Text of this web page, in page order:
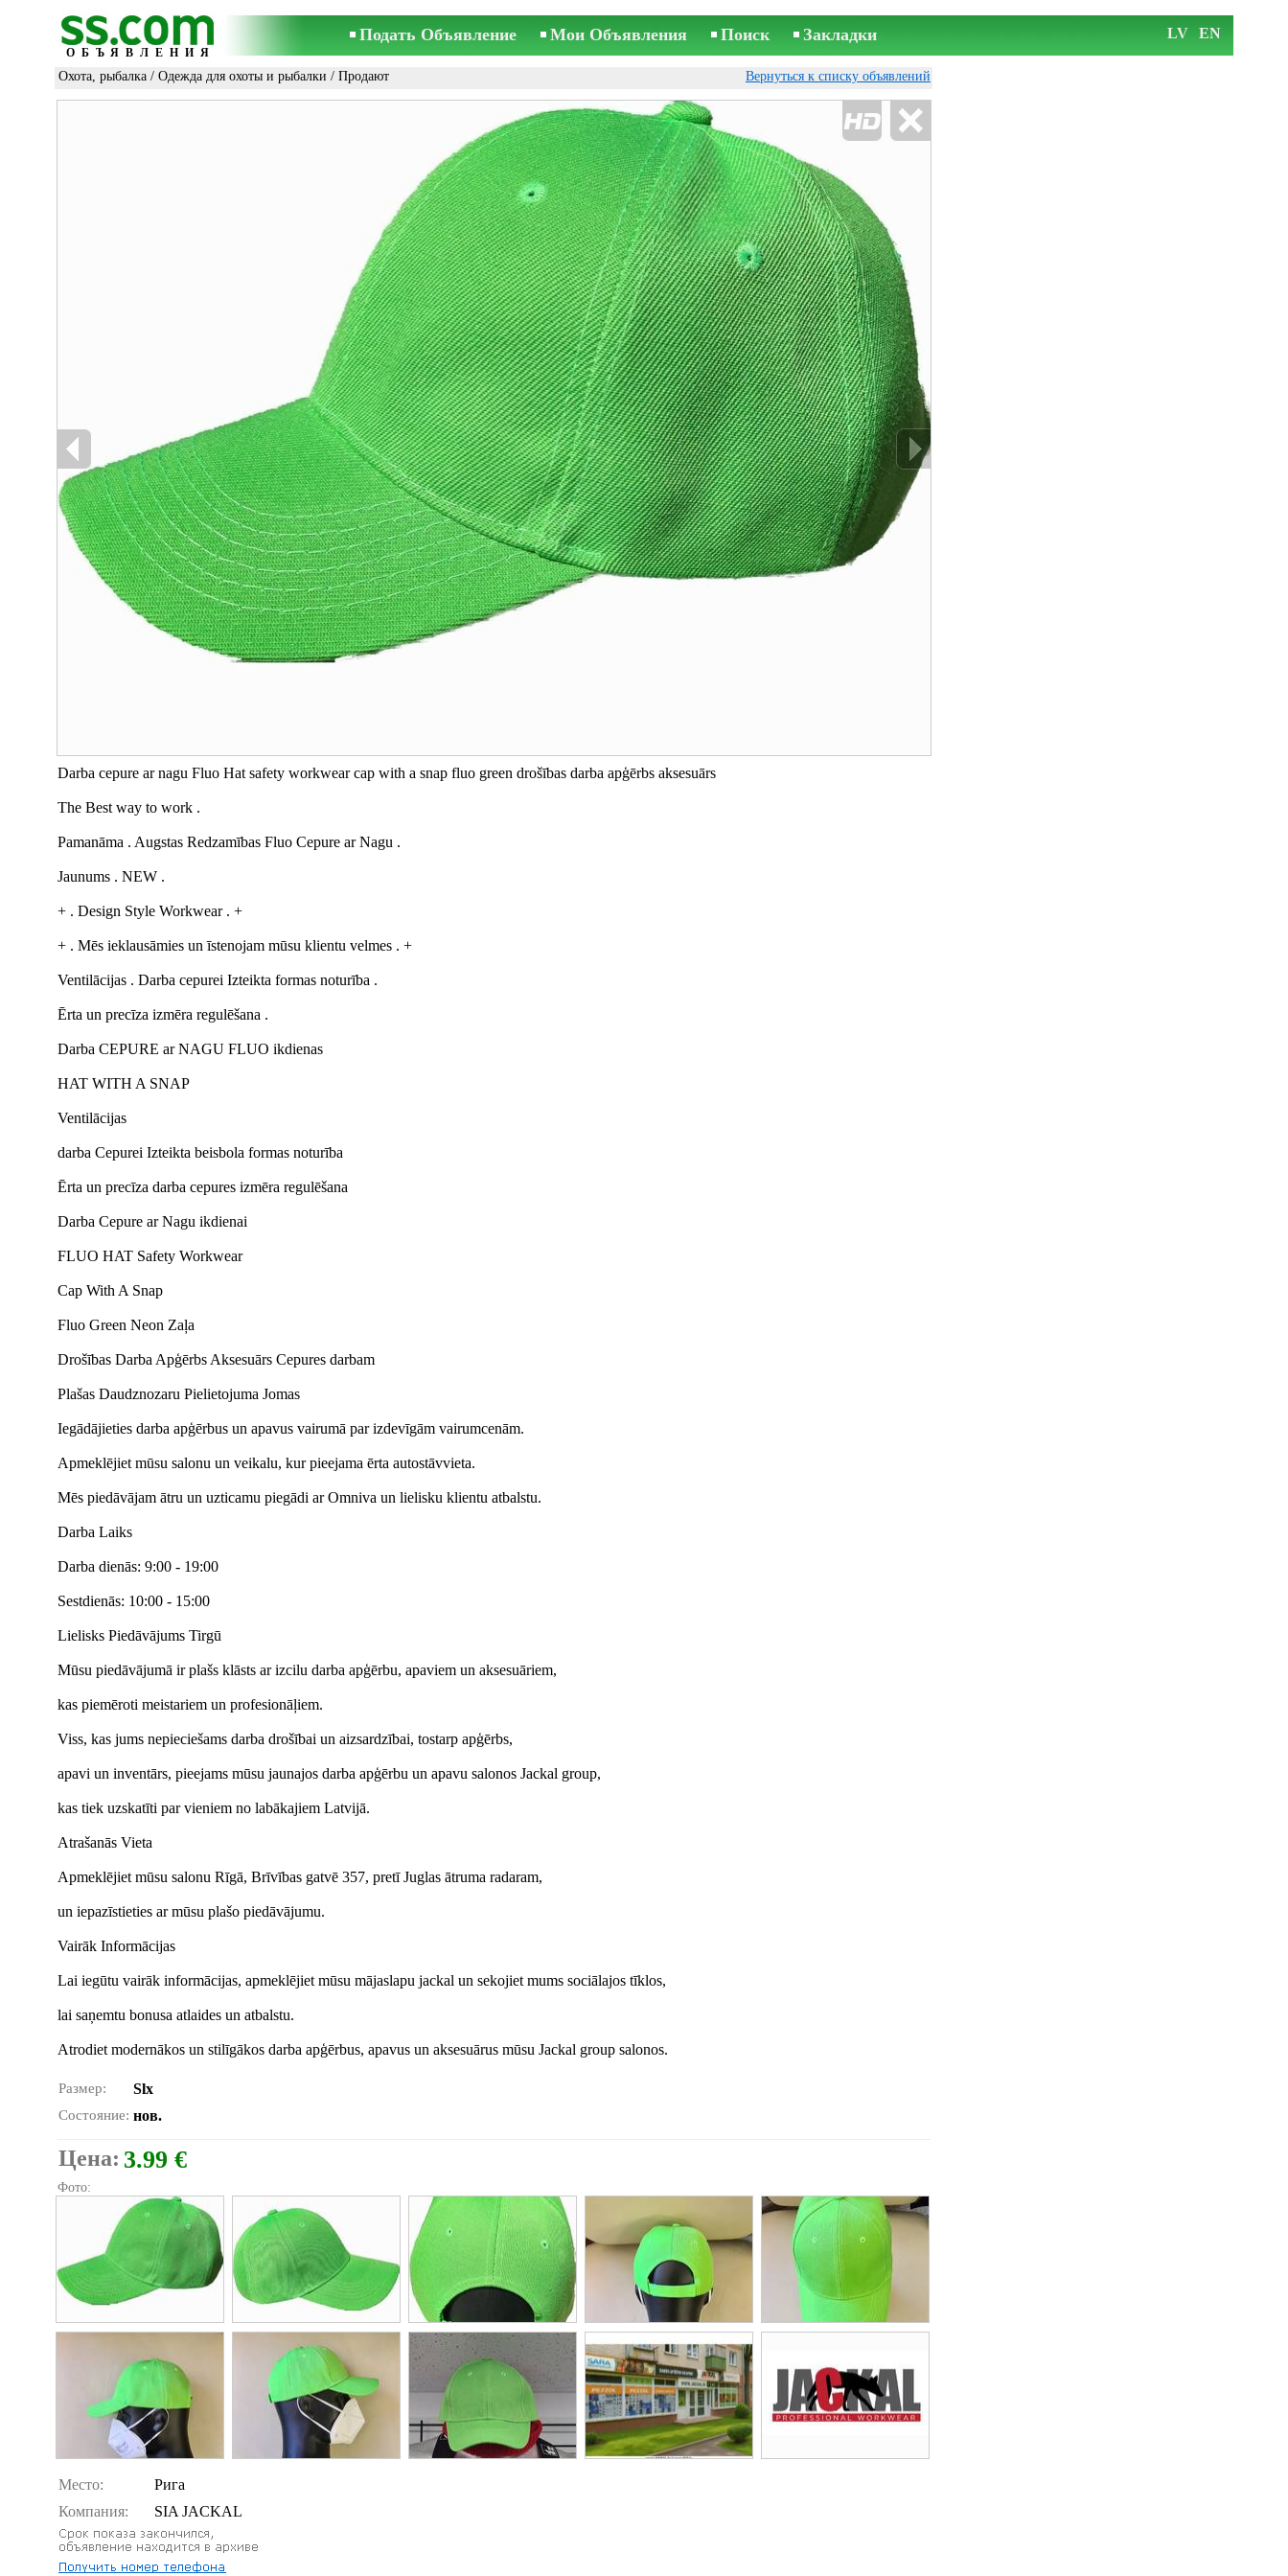
ОБЪЯВЛЕНИЯ
Подать Объявление Мои Объявления Поиск Закладки LV EN
Охота, рыбалка / Одежда для охоты и рыбалки / Продают Вернуться к списку объявлений
Darba cepure ar nagu Fluo Hat safety workwear cap with a snap fluo green drošības darba apģērbs aksesuārs
The Best way to work .
Pamanāma . Augstas Redzamības Fluo Cepure ar Nagu .
Jaunums . NEW .
+ . Design Style Workwear . +
+ . Mēs ieklausāmies un īstenojam mūsu klientu velmes . +
Ventilācijas . Darba cepurei Izteikta formas noturība .
Ērta un precīza izmēra regulēšana .
Darba CEPURE ar NAGU FLUO ikdienas
HAT WITH A SNAP
Ventilācijas
darba Cepurei Izteikta beisbola formas noturība
Ērta un precīza darba cepures izmēra regulēšana
Darba Cepure ar Nagu ikdienai
FLUO HAT Safety Workwear
Cap With A Snap
Fluo Green Neon Zaļa
Drošības Darba Apģērbs Aksesuārs Cepures darbam
Plašas Daudznozaru Pielietojuma Jomas
Iegādājieties darba apģērbus un apavus vairumā par izdevīgām vairumcenām.
Apmeklējiet mūsu salonu un veikalu, kur pieejama ērta autostāvvieta.
Mēs piedāvājam ātru un uzticamu piegādi ar Omniva un lielisku klientu atbalstu.
Darba Laiks
Darba dienās: 9:00 - 19:00
Sestdienās: 10:00 - 15:00
Lielisks Piedāvājums Tirgū
Mūsu piedāvājumā ir plašs klāsts ar izcilu darba apģērbu, apaviem un aksesuāriem,
kas piemēroti meistariem un profesionāļiem.
Viss, kas jums nepieciešams darba drošībai un aizsardzībai, tostarp apģērbs,
apavi un inventārs, pieejams mūsu jaunajos darba apģērbu un apavu salonos Jackal group,
kas tiek uzskatīti par vieniem no labākajiem Latvijā.
Atrašanās Vieta
Apmeklējiet mūsu salonu Rīgā, Brīvības gatvē 357, pretī Juglas ātruma radaram,
un iepazīstieties ar mūsu plašo piedāvājumu.
Vairāk Informācijas
Lai iegūtu vairāk informācijas, apmeklējiet mūsu mājaslapu jackal un sekojiet mums sociālajos tīklos,
lai saņemtu bonusa atlaides un atbalstu.
Atrodiet modernākos un stilīgākos darba apģērbus, apavus un aksesuārus mūsu Jackal group salonos.
Размер: Slx
Состояние: нов.
Цена: 3.99 €
Фото:
Место:
Рига
Компания:
SIA JACKAL